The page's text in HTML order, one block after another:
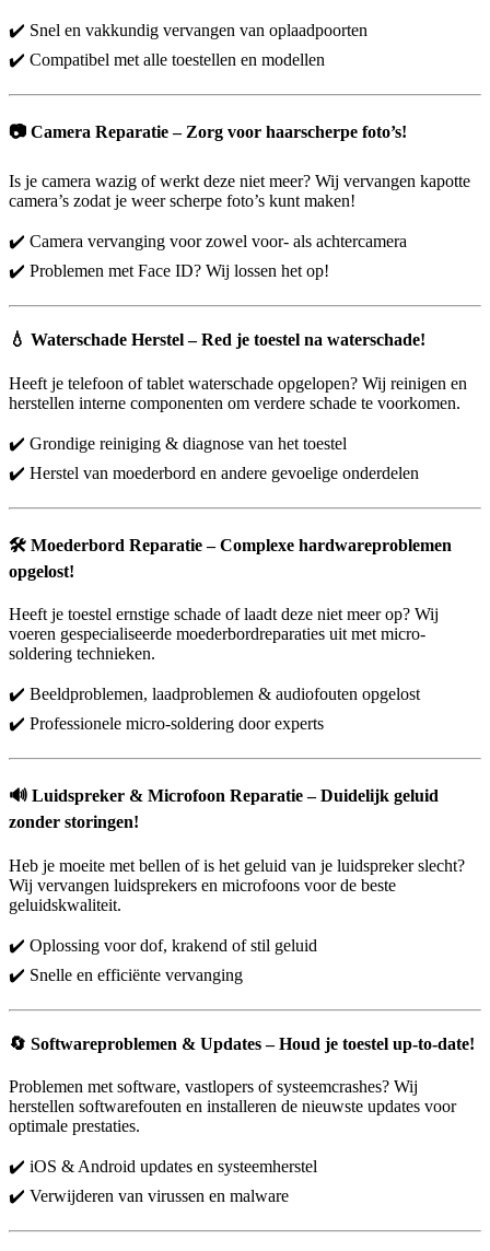
✔️ Snel en vakkundig vervangen van oplaadpoorten
✔️ Compatibel met alle toestellen en modellen
📷 Camera Reparatie – Zorg voor haarscherpe foto’s!
Is je camera wazig of werkt deze niet meer? Wij vervangen kapotte
camera’s zodat je weer scherpe foto’s kunt maken!
✔️ Camera vervanging voor zowel voor- als achtercamera
✔️ Problemen met Face ID? Wij lossen het op!
💧 Waterschade Herstel – Red je toestel na waterschade!
Heeft je telefoon of tablet waterschade opgelopen? Wij reinigen en
herstellen interne componenten om verdere schade te voorkomen.
✔️ Grondige reiniging & diagnose van het toestel
✔️ Herstel van moederbord en andere gevoelige onderdelen
🛠️ Moederbord Reparatie – Complexe hardwareproblemen
opgelost!
Heeft je toestel ernstige schade of laadt deze niet meer op? Wij
voeren gespecialiseerde moederbordreparaties uit met micro-
soldering technieken.
✔️ Beeldproblemen, laadproblemen & audiofouten opgelost
✔️ Professionele micro-soldering door experts
🔊 Luidspreker & Microfoon Reparatie – Duidelijk geluid
zonder storingen!
Heb je moeite met bellen of is het geluid van je luidspreker slecht?
Wij vervangen luidsprekers en microfoons voor de beste
geluidskwaliteit.
✔️ Oplossing voor dof, krakend of stil geluid
✔️ Snelle en efficiënte vervanging
🔄 Softwareproblemen & Updates – Houd je toestel up-to-date!
Problemen met software, vastlopers of systeemcrashes? Wij
herstellen softwarefouten en installeren de nieuwste updates voor
optimale prestaties.
✔️ iOS & Android updates en systeemherstel
✔️ Verwijderen van virussen en malware